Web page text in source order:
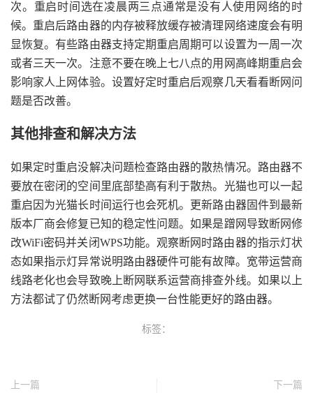
次。重启时间选在凌晨两三点通常是没有人使用网络的时
候。重启后路由器的内存被释放缓存被清理网络速度会有明
显恢复。有些路由器支持定期重启周期可以设置为一周一次
或者三天一次。注意不要在晚上七八点的用网高峰期重启会
影响家人上网体验。设置好定时重启后观察几天看看断网问
题是否改善。
其他排查和解决方法
如果定时重启没解决问题检查路由器的散热情况。路由器不
要放在密闭的空间里底部垫高有利于散热。光猫也可以一起
重启因为光猫长时间运行也会死机。更新路由器固件到最新
版本厂商会修复已知的稳定性问题。如果是蹭网导致断网修
改WiFi密码并关闭WPS功能。观察断网时路由器的指示灯状
态如果指示灯异常说明路由器硬件可能有故障。宽带运营商
线路老化也会导致晚上断网联系运营商排查外线。如果以上
方法都试了仍然断网考虑更换一台性能更好的路由器。
标签：
上一篇
下一篇